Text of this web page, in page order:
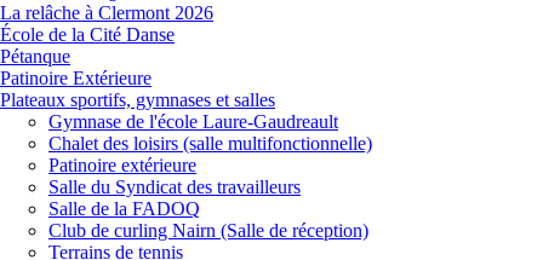
La relâche à Clermont 2026
École de la Cité Danse
Pétanque
Patinoire Extérieure
Plateaux sportifs, gymnases et salles
Gymnase de l'école Laure-Gaudreault
Chalet des loisirs (salle multifonctionnelle)
Patinoire extérieure
Salle du Syndicat des travailleurs
Salle de la FADOQ
Club de curling Nairn (Salle de réception)
Terrains de tennis